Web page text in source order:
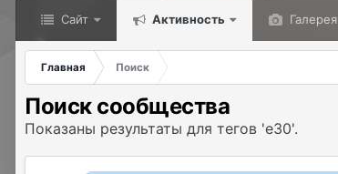
Сайт Активность Галерея
Главная Поиск
Поиск сообщества
Показаны результаты для тегов 'e30'.